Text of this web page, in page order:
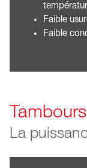
Faible
Faible
La